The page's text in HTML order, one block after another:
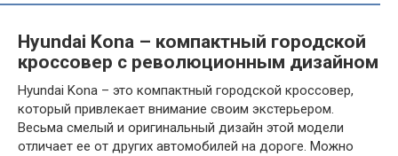
Hyundai Kona – компактный городской
кроссовер с революционным дизайном
Hyundai Kona – это компактный городской кроссовер,
который привлекает внимание своим экстерьером.
Весьма смелый и оригинальный дизайн этой модели
отличает ее от других автомобилей на дороге. Можно